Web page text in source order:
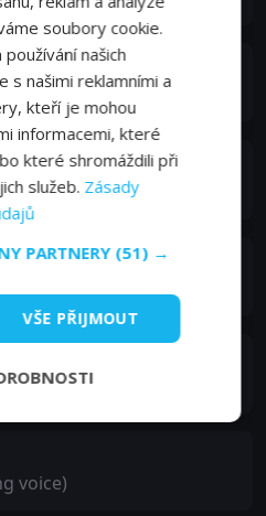
voice)
soubory cookie.
našich
s našimi reklamními a
kteří je mohou
informacemi, které
které shromáždili při
služeb. Zásady
PARTNERY (51) →
VŠE PŘIJMOUT